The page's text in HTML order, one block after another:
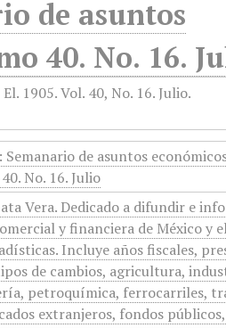
de asuntos
40. No. 16.
de asuntos
No. 16. Julio
Vera. Dedicado a difundir e
y financiera de México y
Incluye años fiscales,
de cambios, agricultura,
petroquímica, ferrocarriles,
extranjeros, fondos